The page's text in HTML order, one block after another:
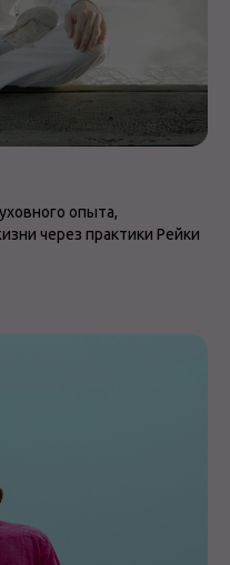
опыта,
через практики Рейки